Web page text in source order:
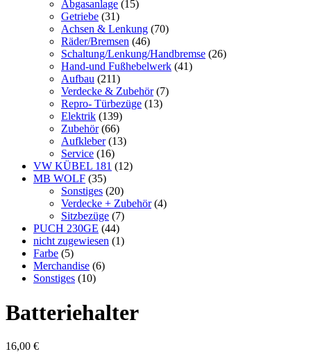
Abgasanlage (15)
Getriebe (31)
Achsen & Lenkung (70)
Räder/Bremsen (46)
Schaltung/Lenkung/Handbremse (26)
Hand-und Fußhebelwerk (41)
Aufbau (211)
Verdecke & Zubehör (7)
Repro- Türbezüge (13)
Elektrik (139)
Zubehör (66)
Aufkleber (13)
Service (16)
VW KÜBEL 181 (12)
MB WOLF (35)
Sonstiges (20)
Verdecke + Zubehör (4)
Sitzbezüge (7)
PUCH 230GE (44)
nicht zugewiesen (1)
Farbe (5)
Merchandise (6)
Sonstiges (10)
Batteriehalter
16,00 €